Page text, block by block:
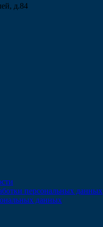
д.84
персональных данных
данных